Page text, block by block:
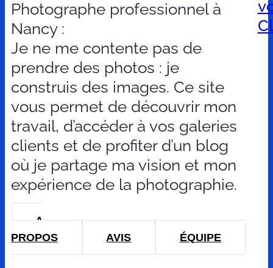
Photographe professionnel à
Nancy :
Je ne me contente pas de
prendre des photos : je
construis des images. Ce site
vous permet de découvrir mon
travail, d’accéder à vos galeries
clients et de profiter d’un blog
où je partage ma vision et mon
expérience de la photographie.
A
PROPOS
AVIS ÉQUIPE